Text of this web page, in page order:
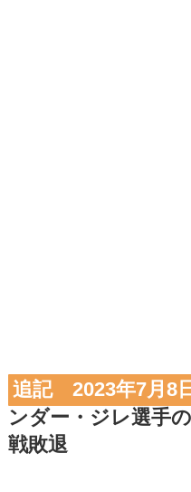
追記 2023年7月8
ンダー・ジレ選手
戦敗退